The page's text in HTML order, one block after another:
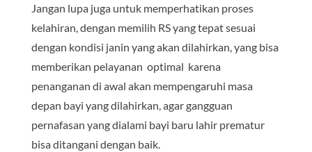
Jangan lupa juga untuk memperhatikan proses
kelahiran, dengan memilih RS yang tepat sesuai
dengan kondisi janin yang akan dilahirkan, yang bisa
memberikan pelayanan optimal karena
penanganan di awal akan mempengaruhi masa
depan bayi yang dilahirkan, agar gangguan
pernafasan yang dialami bayi baru lahir prematur
bisa ditangani dengan baik.